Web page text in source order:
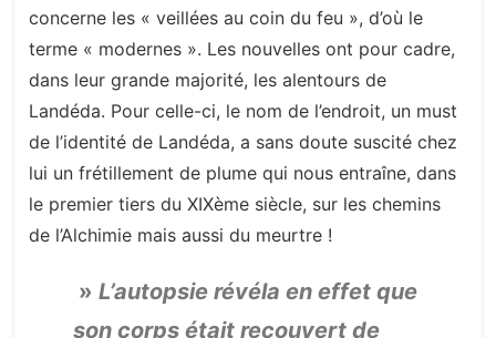
concerne les « veillées au coin du feu », d’où le
terme « modernes ». Les nouvelles ont pour cadre,
dans leur grande majorité, les alentours de
Landéda. Pour celle-ci, le nom de l’endroit, un must
de l’identité de Landéda, a sans doute suscité chez
lui un frétillement de plume qui nous entraîne, dans
le premier tiers du XIXème siècle, sur les chemins
de l’Alchimie mais aussi du meurtre !
»L’autopsie révéla en effet que
son corps était recouvert de